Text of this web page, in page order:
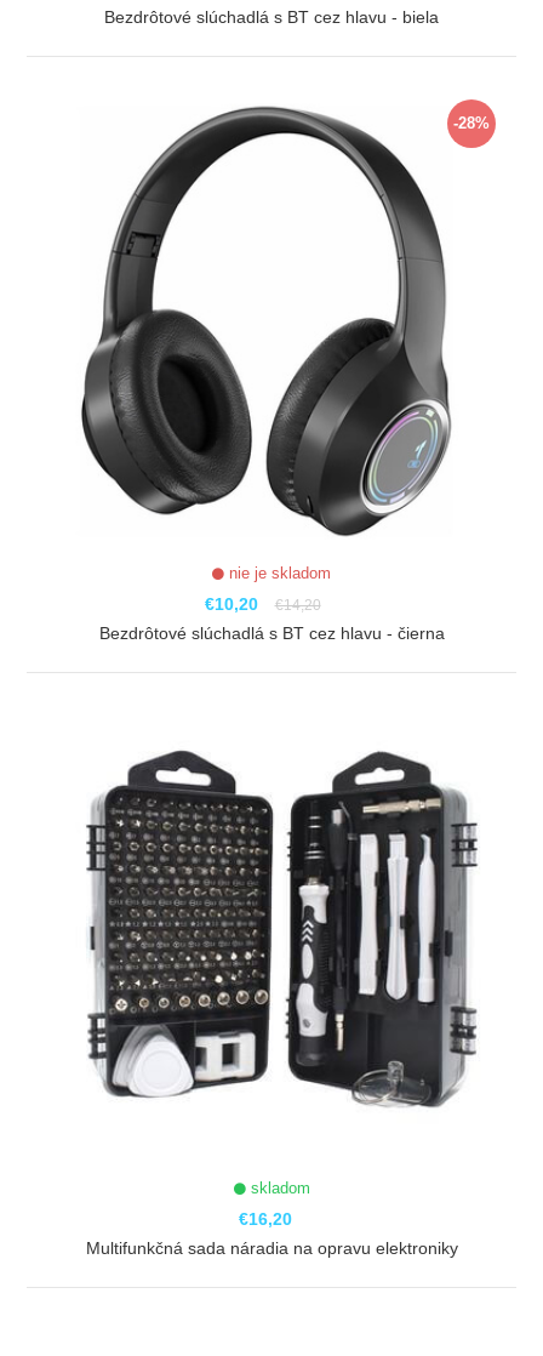
Bezdrôtové slúchadlá s BT cez hlavu - biela
-28%
nie je skladom
€10,20 €14,20
Bezdrôtové slúchadlá s BT cez hlavu - čierna
skladom
€16,20
Multifunkčná sada náradia na opravu elektroniky